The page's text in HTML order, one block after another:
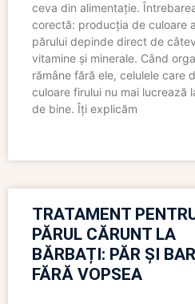
ceva din alimentație.
corectă: producția de culoare a
părului depinde direct de
vitamine și minerale. Când
rămâne fără ele, celulele care
culoare firului nu mai lucrează
de bine. Îți explicăm
TRATAMENT
PĂRUL CĂRUNT LA
BĂRBAȚI: PĂR ȘI
FĂRĂ VOPSEA